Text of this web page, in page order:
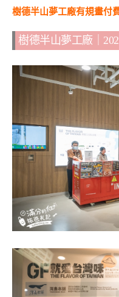
樹德半山夢工廠有規畫付
樹德半山夢工廠｜